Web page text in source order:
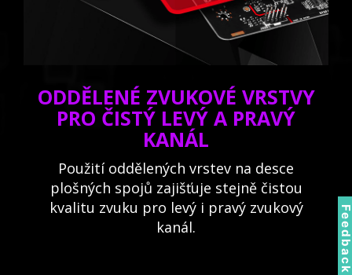
ODDĚLENÉ ZVUKOVÉ VRSTVY
PRO ČISTÝ LEVÝ A PRAVÝ
KANÁL
Použití oddělených vrstev na desce
plošných spojů zajišťuje stejně čistou
kvalitu zvuku pro levý i pravý zvukový
kanál.